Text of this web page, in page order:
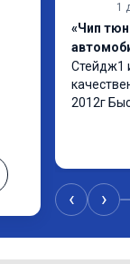
1
«Чип
Стейдж1
2012г
‹ ›